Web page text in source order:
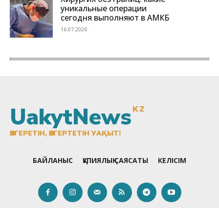
UakytNewsKZ
ӨЗГЕРЕТІН, ӨЗГЕРТЕТІН УАҚЫТ!
БАЙЛАНЫС ҚҰПИЯЛЫҚ САЯСАТЫ КЕЛІСІМ